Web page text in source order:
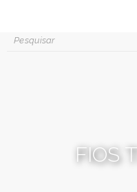
FIOS